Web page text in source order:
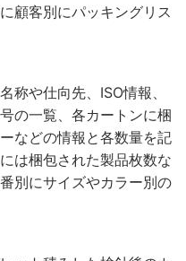
顧客別にパッキングリス
称や仕向先、ISO情報、
の一覧、各カートンに梱
などの情報と各数量を記
は梱包された製品枚数な
別にサイズやカラー別の